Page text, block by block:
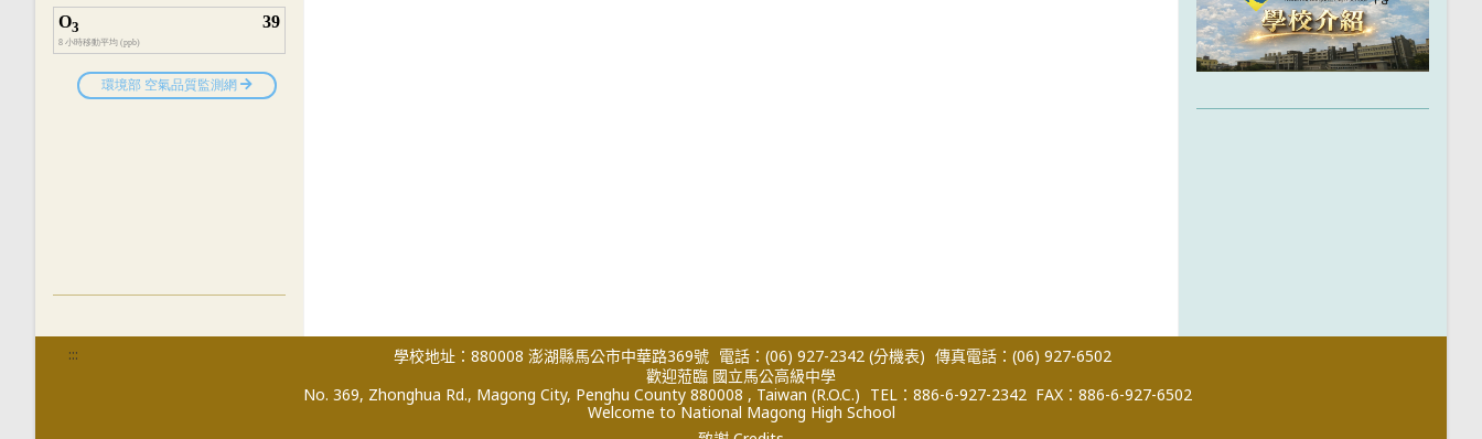
::: 學校地址：880008 澎湖縣馬公市中華路369號 電話：(06) 927-2342 (分機表) 傳真電話：(06) 927-6502
歡迎蒞臨 國立馬公高級中學
No. 369, Zhonghua Rd., Magong City, Penghu County 880008 , Taiwan (R.O.C.) TEL：886-6-927-2342 FAX：886-6-927-6502
Welcome to National Magong High School